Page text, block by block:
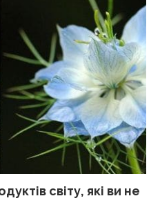
світу, які ви не